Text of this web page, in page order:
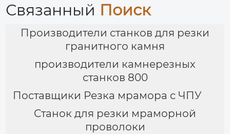
Связанный Поиск
Производители станков для резки
гранитного камня
производители камнерезных
станков 800
Поставщики Резка мрамора с ЧПУ
Станок для резки мраморной
проволоки